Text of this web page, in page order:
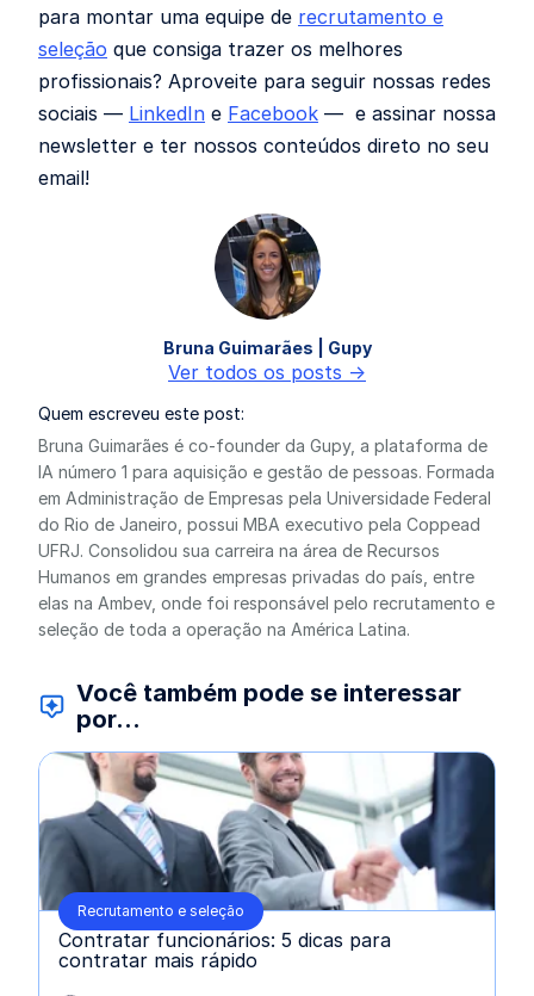
para montar uma equipe de recrutamento e
seleção que consiga trazer os melhores
profissionais? Aproveite para seguir nossas redes
sociais — LinkedIn e Facebook — e assinar nossa
newsletter e ter nossos conteúdos direto no seu
email!
Bruna Guimarães | Gupy
Ver todos os posts ->
Quem escreveu este post:
Bruna Guimarães é co-founder da Gupy, a plataforma de
IA número 1 para aquisição e gestão de pessoas. Formada
em Administração de Empresas pela Universidade Federal
do Rio de Janeiro, possui MBA executivo pela Coppead
UFRJ. Consolidou sua carreira na área de Recursos
Humanos em grandes empresas privadas do país, entre
elas na Ambev, onde foi responsável pelo recrutamento e
seleção de toda a operação na América Latina.
Você também pode se interessar
por...
Recrutamento e seleção
Contratar funcionários: 5 dicas para
contratar mais rápido